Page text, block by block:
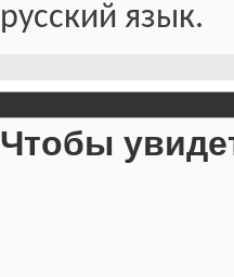
русский язык.
Чтобы